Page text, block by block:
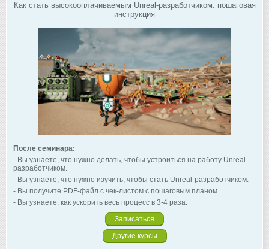
Как стать высокооплачиваемым Unreal-разработчиком: пошаговая
инструкция
После семинара:
- Вы узнаете, что нужно делать, чтобы устроиться на работу Unreal-
разработчиком.
- Вы узнаете, что нужно изучить, чтобы стать Unreal-разработчиком.
- Вы получите PDF-файл с чек-листом с пошаговым планом.
- Вы узнаете, как ускорить весь процесс в 3-4 раза.
Записаться
Другие курсы